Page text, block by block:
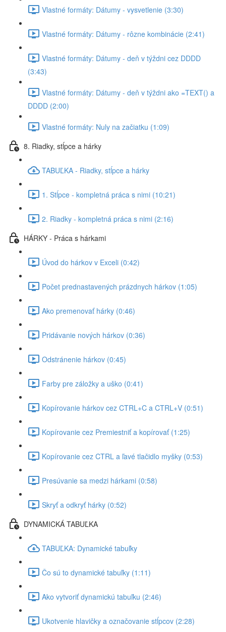
Vlastné formáty: Dátumy - vysvetlenie (3:30)
Vlastné formáty: Dátumy - rôzne kombinácie (2:41)
Vlastné formáty: Dátumy - deň v týždni cez DDDD
(3:43)
Vlastné formáty: Dátumy - deň v týždni ako =TEXT() a
DDDD (2:00)
Vlastné formáty: Nuly na začiatku (1:09)
8. Riadky, stĺpce a hárky
TABUĽKA - Riadky, stĺpce a hárky
1. Stĺpce - kompletná práca s nimi (10:21)
2. Riadky - kompletná práca s nimi (2:16)
HÁRKY - Práca s hárkami
Úvod do hárkov v Exceli (0:42)
Počet prednastavených prázdnych hárkov (1:05)
Ako premenovať hárky (0:46)
Pridávanie nových hárkov (0:36)
Odstránenie hárkov (0:45)
Farby pre záložky a uško (0:41)
Kopírovanie hárkov cez CTRL+C a CTRL+V (0:51)
Kopírovanie cez Premiestniť a kopírovať (1:25)
Kopírovanie cez CTRL a ľavé tlačidlo myšky (0:53)
Presúvanie sa medzi hárkami (0:58)
Skryť a odkryť hárky (0:52)
DYNAMICKÁ TABUĽKA
TABUĽKA: Dynamické tabuľky
Čo sú to dynamické tabuľky (1:11)
Ako vytvoriť dynamickú tabuľku (2:46)
Ukotvenie hlavičky a označovanie stĺpcov (2:28)